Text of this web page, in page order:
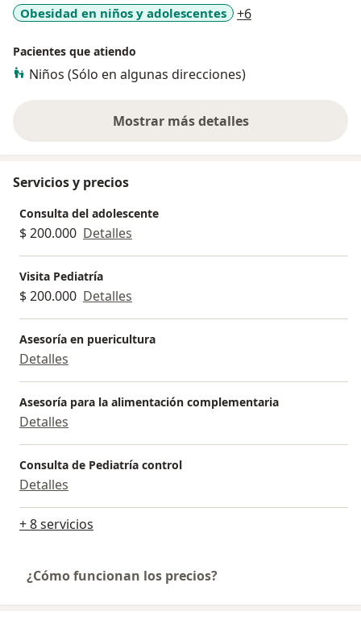
Obesidad en niños y adolescentes
+6
Pacientes que atiendo
Niños (Sólo en algunas direcciones)
Mostrar más detalles
sobre la experiencia
Servicios y precios
Consulta del adolescente
$ 200.000 Detalles
Visita Pediatría
$ 200.000 Detalles
Asesoría en puericultura
Detalles
Asesoría para la alimentación complementaria
Detalles
Consulta de Pediatría control
Detalles
+ 8 servicios
¿Cómo funcionan los precios?